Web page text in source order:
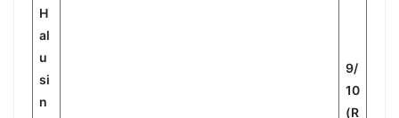
H
al
u
si
n
9/
10
(R